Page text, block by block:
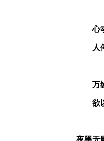
心
人
万
欲